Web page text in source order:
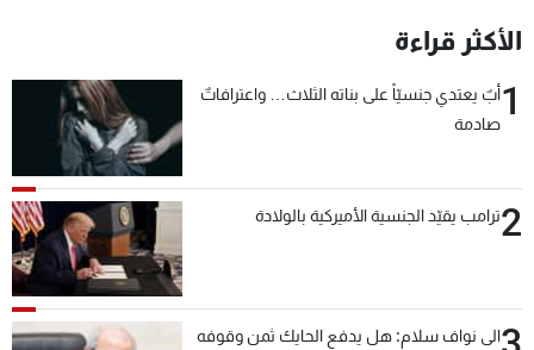
الأكثر قراءة
1أبٌ يعتدي جنسيّاً على بناته الثلاث… واعترافاتٌ
صادمة
2ترامب يقيّد الجنسية الأميركية بالولادة
الى نواف سلام: هل يدفع الحايك ثمن وقوفه